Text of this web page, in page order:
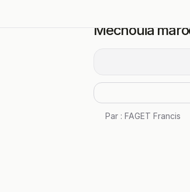
Mechouia
Par : FAGET Francis